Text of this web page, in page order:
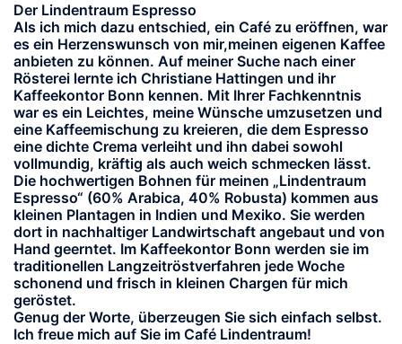
Der Lindentraum Espresso
Als ich mich dazu entschied, ein Café zu eröffnen, war
es ein Herzenswunsch von mir,meinen eigenen Kaffee
anbieten zu können. Auf meiner Suche nach einer
Rösterei lernte ich Christiane Hattingen und ihr
Kaffeekontor Bonn kennen. Mit Ihrer Fachkenntnis
war es ein Leichtes, meine Wünsche umzusetzen und
eine Kaffeemischung zu kreieren, die dem Espresso
eine dichte Crema verleiht und ihn dabei sowohl
vollmundig, kräftig als auch weich schmecken lässt.
Die hochwertigen Bohnen für meinen „Lindentraum
Espresso“ (60% Arabica, 40% Robusta) kommen aus
kleinen Plantagen in Indien und Mexiko. Sie werden
dort in nachhaltiger Landwirtschaft angebaut und von
Hand geerntet. Im Kaffeekontor Bonn werden sie im
traditionellen Langzeitröstverfahren jede Woche
schonend und frisch in kleinen Chargen für mich
geröstet.
Genug der Worte, überzeugen Sie sich einfach selbst.
Ich freue mich auf Sie im Café Lindentraum!